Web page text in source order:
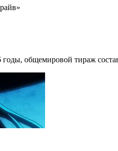
общемировой тираж